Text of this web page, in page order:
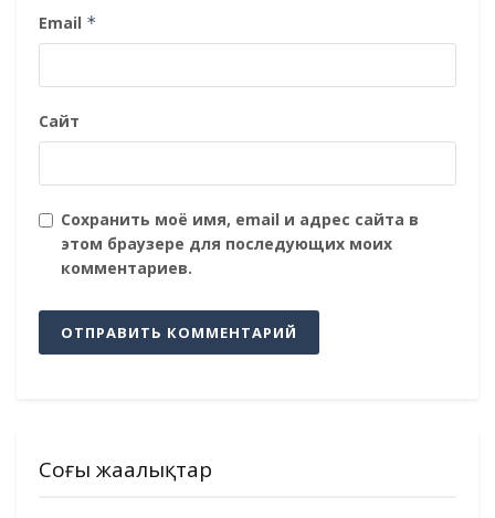
Email *
Сайт
Сохранить моё имя, email и адрес сайта в
этом браузере для последующих моих
комментариев.
Соңғы жаңалықтар